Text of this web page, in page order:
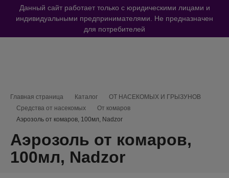
Данный сайт работает только с юридическими лицами и
индивидуальными предпринимателями. Не предназначен
для потребителей
Навигационная цепочка
Главная страница Каталог
ОТ НАСЕКОМЫХ И ГРЫЗУНОВ
Средства от насекомых
От комаров
Аэрозоль от комаров, 100мл, Nadzor
Аэрозоль от комаров,
100мл, Nadzor